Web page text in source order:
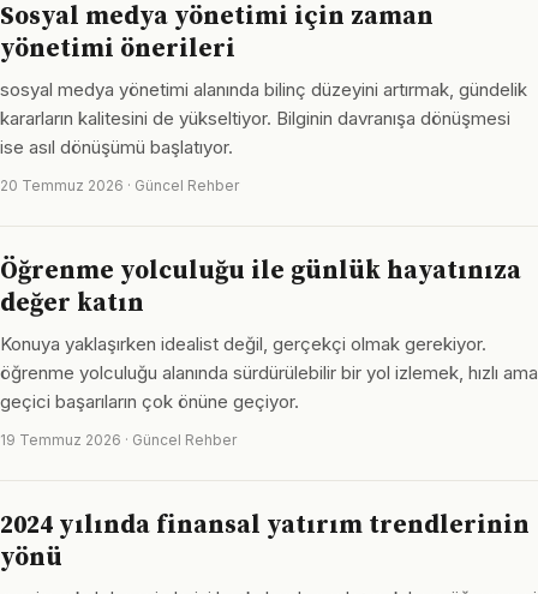
Sosyal medya yönetimi için zaman
yönetimi önerileri
sosyal medya yönetimi alanında bilinç düzeyini artırmak, gündelik
kararların kalitesini de yükseltiyor. Bilginin davranışa dönüşmesi
ise asıl dönüşümü başlatıyor.
20 Temmuz 2026 · Güncel Rehber
Öğrenme yolculuğu ile günlük hayatınıza
değer katın
Konuya yaklaşırken idealist değil, gerçekçi olmak gerekiyor.
öğrenme yolculuğu alanında sürdürülebilir bir yol izlemek, hızlı ama
geçici başarıların çok önüne geçiyor.
19 Temmuz 2026 · Güncel Rehber
2024 yılında finansal yatırım trendlerinin
yönü